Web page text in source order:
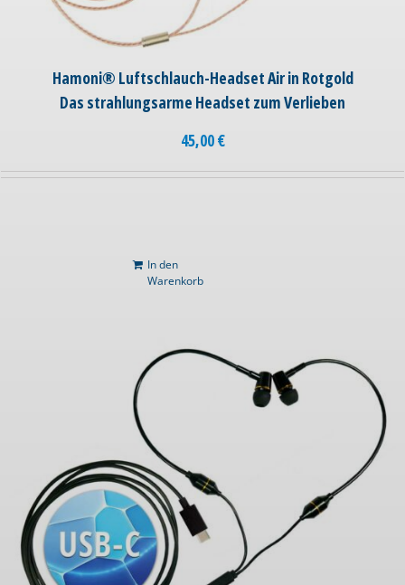
Hamoni® Luftschlauch-Headset Air in Rotgold
Das strahlungsarme Headset zum Verlieben
45,00€
In den
Warenkorb